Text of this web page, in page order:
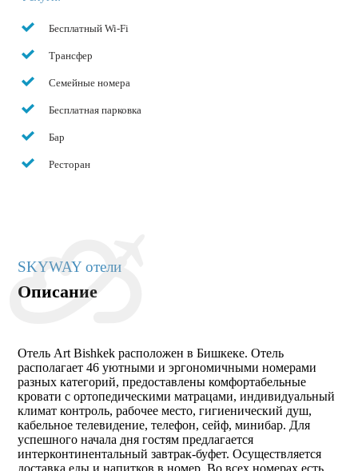
Бесплатный Wi-Fi
Трансфер
Семейные номера
Бесплатная парковка
Бар
Ресторан
SKYWAY отели
Описание
Отель Art Bishkek расположен в Бишкеке. Отель
располагает 46 уютными и эргономичными номерами
разных категорий, предоставлены комфортабельные
кровати с ортопедическими матрацами, индивидуальный
климат контроль, рабочее место, гигиенический душ,
кабельное телевидение, телефон, сейф, минибар. Для
успешного начала дня гостям предлагается
интерконтинентальный завтрак-буфет. Осуществляется
доставка еды и напитков в номер. Во всех номерах есть